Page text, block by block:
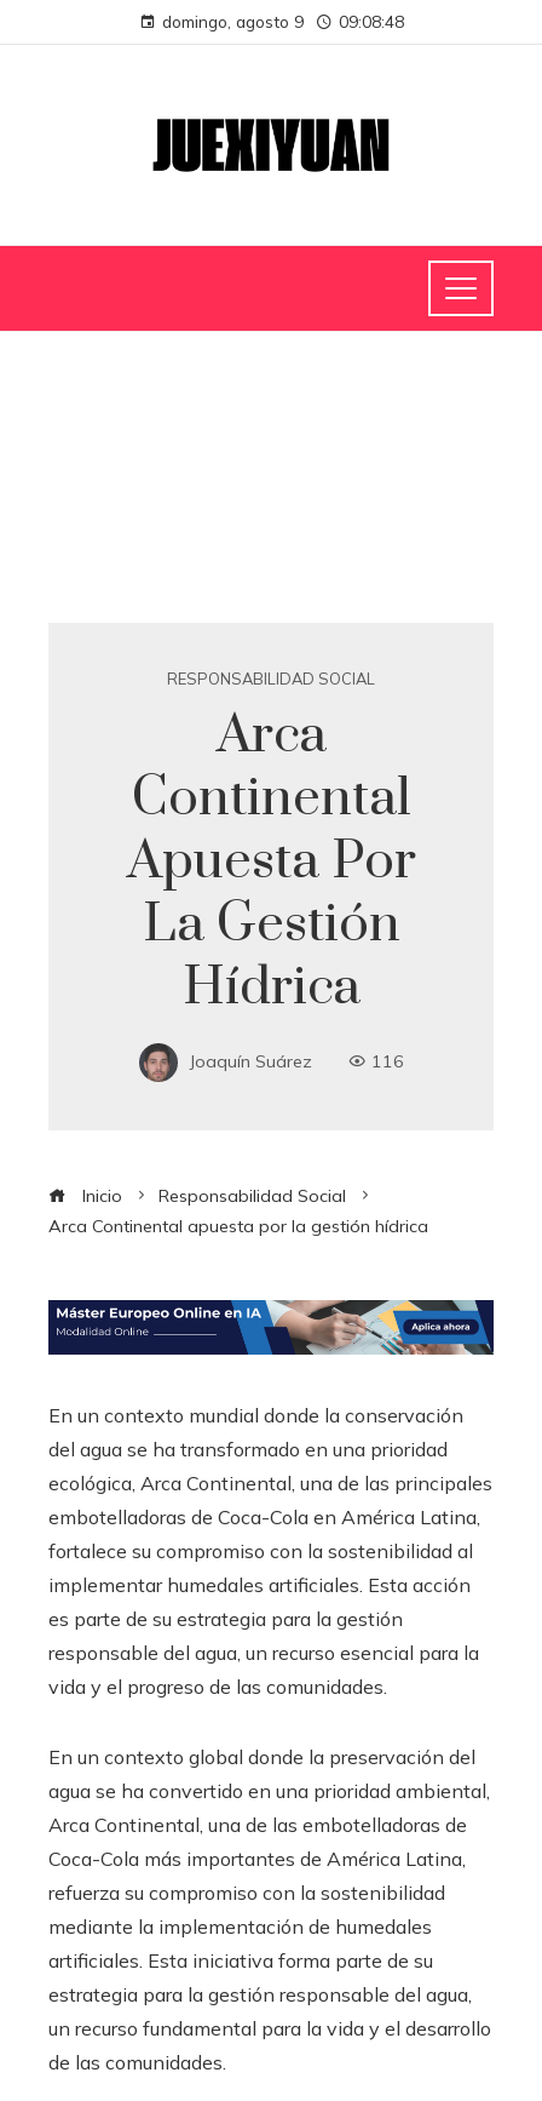
domingo, agosto 9 09:08:48
RESPONSABILIDAD SOCIAL
Arca
Continental
Apuesta Por
La Gestión
Hídrica
Joaquín Suárez 116
Inicio
Responsabilidad Social
Arca Continental apuesta por la gestión hídrica
En un contexto mundial donde la conservación
del agua se ha transformado en una prioridad
ecológica, Arca Continental, una de las principales
embotelladoras de Coca-Cola en América Latina,
fortalece su compromiso con la sostenibilidad al
implementar humedales artificiales. Esta acción
es parte de su estrategia para la gestión
responsable del agua, un recurso esencial para la
vida y el progreso de las comunidades.
En un contexto global donde la preservación del
agua se ha convertido en una prioridad ambiental,
Arca Continental, una de las embotelladoras de
Coca-Cola más importantes de América Latina,
refuerza su compromiso con la sostenibilidad
mediante la implementación de humedales
artificiales. Esta iniciativa forma parte de su
estrategia para la gestión responsable del agua,
un recurso fundamental para la vida y el desarrollo
de las comunidades.